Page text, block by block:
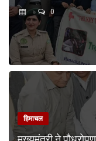
0
हिमाचल